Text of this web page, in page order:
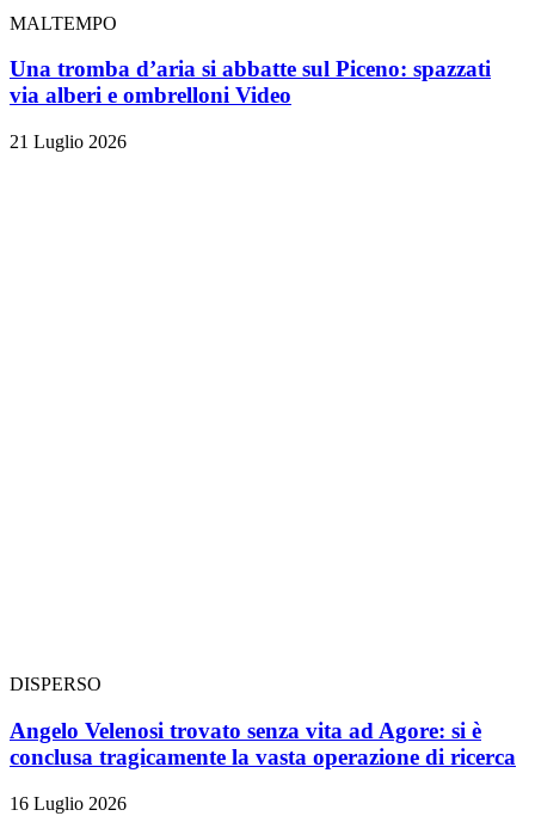
MALTEMPO
Una tromba d’aria si abbatte sul Piceno: spazzati
via alberi e ombrelloni Video
21 Luglio 2026
DISPERSO
Angelo Velenosi trovato senza vita ad Agore: si è
conclusa tragicamente la vasta operazione di ricerca
16 Luglio 2026